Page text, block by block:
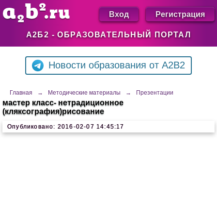
А2Б2 - ОБРАЗОВАТЕЛЬНЫЙ ПОРТАЛ
Вход Регистрация
Новости образования от A2B2
Главная → Методические материалы → Презентации
мастер класс- нетрадиционное
(кляксография)рисование
Опубликовано: 2016-02-07 14:45:17